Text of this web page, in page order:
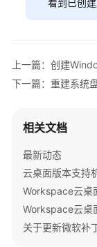
作
池
内
基
础
作
变
更
看到已创建
上一篇：创建
下一篇：重建系统
相关文档
最新动态
云桌面版本支持
Workspace云桌
Workspace云桌